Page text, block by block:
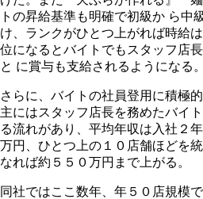
トの昇給基準も明確で初級か ら中
け、ランクがひとつ上がれば時給
位になるとバイトでもスタッフ店
と に賞与も支給されるようになる。
さらに、バイトの社員登用に積極
主にはスタッフ店長を務めたバイ
る流れがあり、平均年収は入社２
万円、ひとつ上の１０店舗ほどを
なれば約５５０万円まで上がる。
同社ではここ数年、年５０店規模